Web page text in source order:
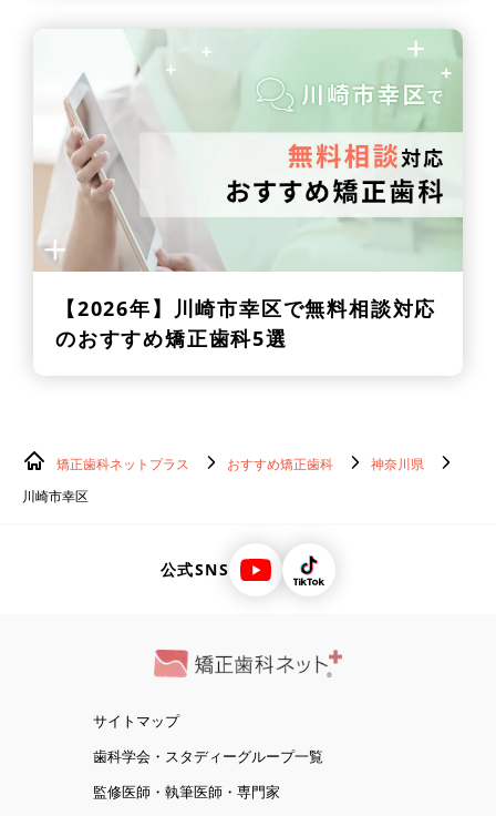
【2026年】
川崎市幸区で無料相談対応
のおすすめ矯正歯科5選
矯正歯科ネットプラス おすすめ矯正歯科
神奈川県
川崎市幸区
公式SNS
サイトマップ
歯科学会・スタディーグループ一覧
監修医師・執筆医師・専門家